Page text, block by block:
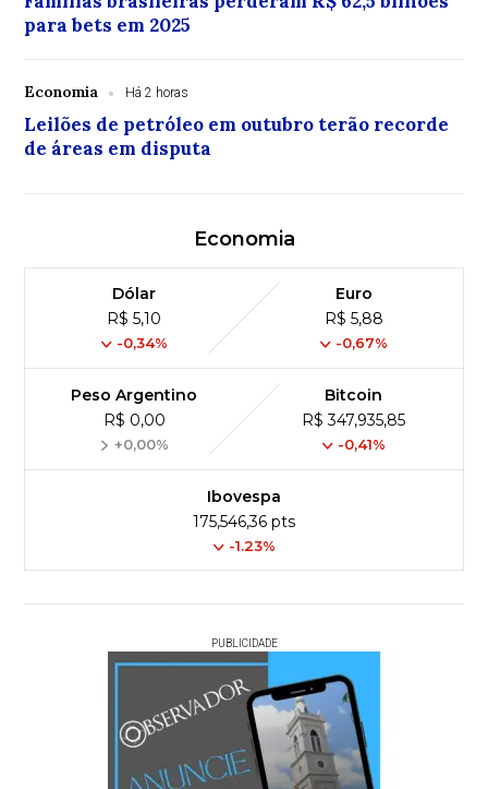
para bets em 2025
Economia Há 2 horas
Leilões de petróleo em outubro terão recorde
de áreas em disputa
Economia
Dólar
R$ 5,10
-0,34%
Euro
R$ 5,88
-0,67%
Peso Argentino
R$ 0,00
+0,00%
Bitcoin
R$ 347,935,85
-0,41%
Ibovespa
175,546,36 pts
-1.23%
PUBLICIDADE